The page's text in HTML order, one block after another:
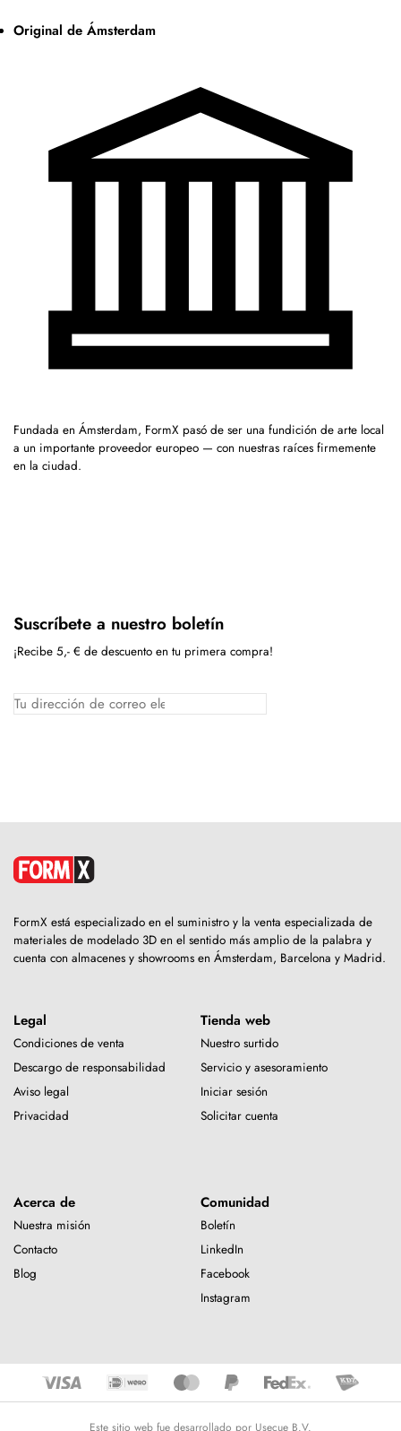
Original de Ámsterdam
Fundada en Ámsterdam, FormX pasó de ser una fundición de arte local
a un importante proveedor europeo — con nuestras raíces firmemente
en la ciudad.
Suscríbete a nuestro boletín
¡Recibe 5,- € de descuento en tu primera compra!
FormX está especializado en el suministro y la venta especializada de
materiales de modelado 3D en el sentido más amplio de la palabra y
cuenta con almacenes y showrooms en Ámsterdam, Barcelona y Madrid.
Legal
Condiciones de venta
Descargo de responsabilidad
Aviso legal
Privacidad
Tienda web
Nuestro surtido
Servicio y asesoramiento
Iniciar sesión
Solicitar cuenta
Acerca de
Nuestra misión
Contacto
Blog
Comunidad
Boletín
LinkedIn
Facebook
Instagram
Este sitio web fue desarrollado por Usecue B.V.